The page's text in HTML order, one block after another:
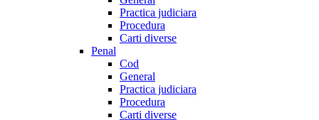
Practica judiciara
Procedura
Carti diverse
Penal
Cod
General
Practica judiciara
Procedura
Carti diverse